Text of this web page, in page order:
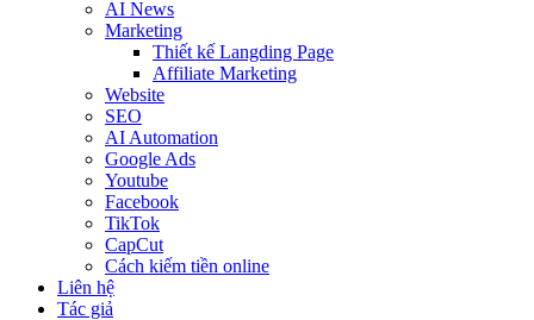
AI News
Marketing
Thiết kế Langding Page
Affiliate Marketing
Website
SEO
AI Automation
Google Ads
Youtube
Facebook
TikTok
CapCut
Cách kiếm tiền online
Liên hệ
Tác giả